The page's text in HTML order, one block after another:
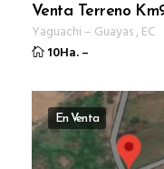
Venta Terreno
Yaguachi – Guayas, EC
10Ha.–
En Venta